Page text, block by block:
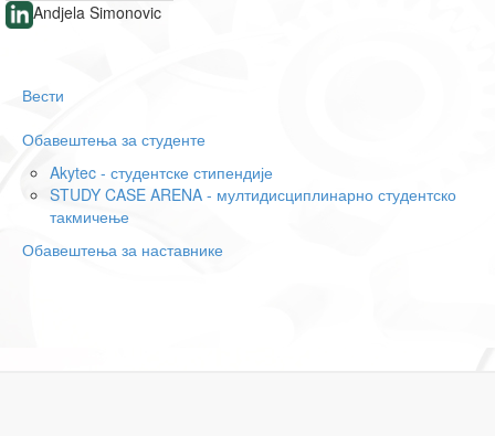
Andjela Simonovic
Вести
Обавештења за студенте
Akytec - студентске стипендије
STUDY CASE ARENA - мултидисциплинарно студентско
такмичење
Обавештења за наставнике